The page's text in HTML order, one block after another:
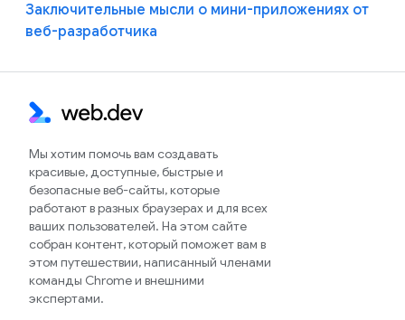
Заключительные мысли о мини-приложениях от
веб-разработчика
Мы хотим помочь вам создавать
красивые, доступные, быстрые и
безопасные веб-сайты, которые
работают в разных браузерах и для всех
ваших пользователей. На этом сайте
собран контент, который поможет вам в
этом путешествии, написанный членами
команды Chrome и внешними
экспертами.